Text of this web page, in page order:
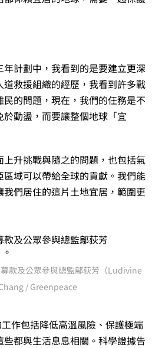
計劃中，我看到的是要建立更深
救援組織的經歷，我看到許多戰
的問題，現在，我們的任務是不
動盪，而要讓整個地球「宜
升挑戰與隨之的問題，也包括氣
域可以帶給全球的貢獻。我們能
們居住的這片土地宜居，範圍更
款及公眾參與總監鄔荻芳（Ludivine
/ Greenpeace
作包括降低高溫風險、保護極端
都與生活息息相關。科學證據告